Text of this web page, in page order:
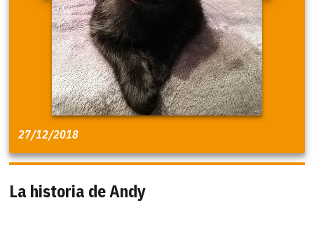
27/12/2018
La historia de Andy